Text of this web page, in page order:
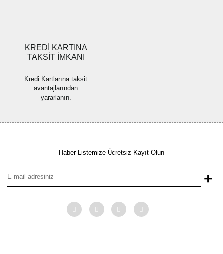
KREDİ KARTINA
TAKSİT İMKANI
Kredi Kartlarına taksit
avantajlarından
yararlanın.
Haber Listemize Ücretsiz Kayıt Olun
+